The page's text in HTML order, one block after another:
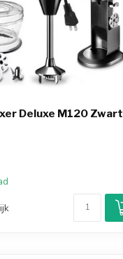
Deluxe M120 Zwart